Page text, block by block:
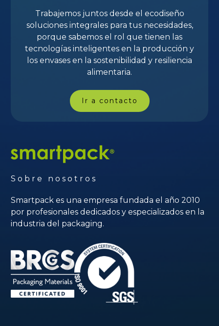
sin daños.
Diámetro del
carrete
320mm (Máx.)
Diámetro del
núcleo
75mm
650mm (Máx.)
Velocidad de la
en formación de
paquete de 6)
Peso aproximado
Tamaño
* La altura máxima de la bolsa viene
determinada por su anchura
Datos producto
Valor
Materiales de
envoltura
OPP
4-6-8-10
Trabajemos juntos desde el ecodiseño
soluciones integrales para tus necesidades,
porque sabemos el rol que tienen las
tecnologías inteligentes en la producción y
los envases en la sostenibilidad y resiliencia
alimentaria.
Ir a contacto
Sobre nosotros
Smartpack es una empresa fundada el año 2010
por profesionales dedicados y especializados en la
industria del packaging.